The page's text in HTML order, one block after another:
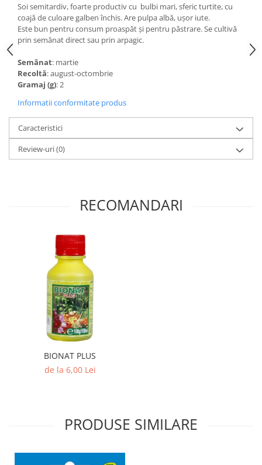
Soi semitardiv, foarte productiv cu bulbi mari, sferic turtite, cu
coajă de culoare galben închis. Are pulpa albă, uşor iute.
Este bun pentru consum proaspăt şi pentru păstrare. Se cultivă
prin semănat direct sau prin arpagic.
Semănat: martie
Recoltă: august-octombrie
Gramaj (g): 2
Informatii conformitate produs
Caracteristici
Review-uri(0)
RECOMANDARI
BIONAT PLUS
de la 6,00 Lei
PRODUSE SIMILARE